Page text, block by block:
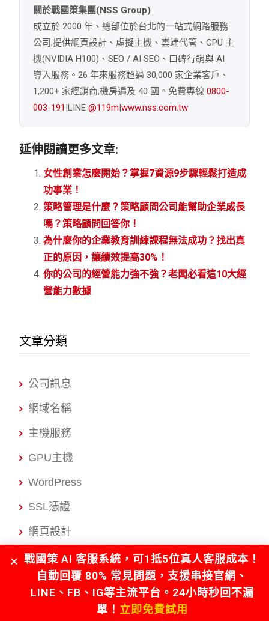
關於戰國策集團(NSS Group)
成立於 2000 年、總部位於台北的一站式網路服務
公司,提供網頁設計、虛擬主機、雲端代管、GPU 主
機(NVIDIA H100)、SEO / AI SEO、口碑行銷與 AI
導入服務。26 年來服務超過 30,000 家企業客戶、
1,200+ 家經銷商,機房遍及 40 國。免費專線0800-
003-191|LINE@119m|www.nss.com.tw
延伸閱讀更多文章:
女性創業怎麼開始？掌握7資源9步驟輕鬆打造成
功事業！
策略管理是什麼？策略顧問公司能幫助企業成長
嗎？策略顧問回答你！
為什麼你的企業教育訓練課程無法成功？找出真
正的原因，讓績效提高30%！
你的公司的經營能力強不強？老闆必看這10大經
營能力數據
文章分類
公司訊息
網域名稱
主機服務
GPU主機
WordPress
SSL憑證
網頁設計
網路開店
電子商務
戰國策 AI 客服系統，可1抵5位真人客服成本！
自動回覆 80% 常見問題，支援串接官網、
LINE、FB、IG等主流平台。24小時秒回不漏
單！ 立即免費試用